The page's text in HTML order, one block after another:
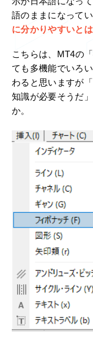
示が日本語になっ
語のままになって
に分かりやすいと
こちらは、MT4の
ても多機能でいろ
わると思いますが
知識が必要そうだ
か。